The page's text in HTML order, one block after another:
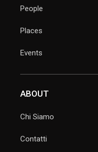
People
Places
Events
ABOUT
Chi Siamo
Contatti